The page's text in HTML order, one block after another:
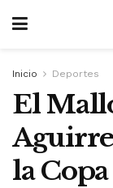
Inicio Deportes
El
la